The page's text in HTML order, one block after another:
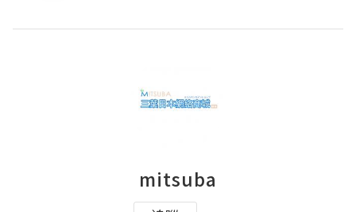
mitsuba